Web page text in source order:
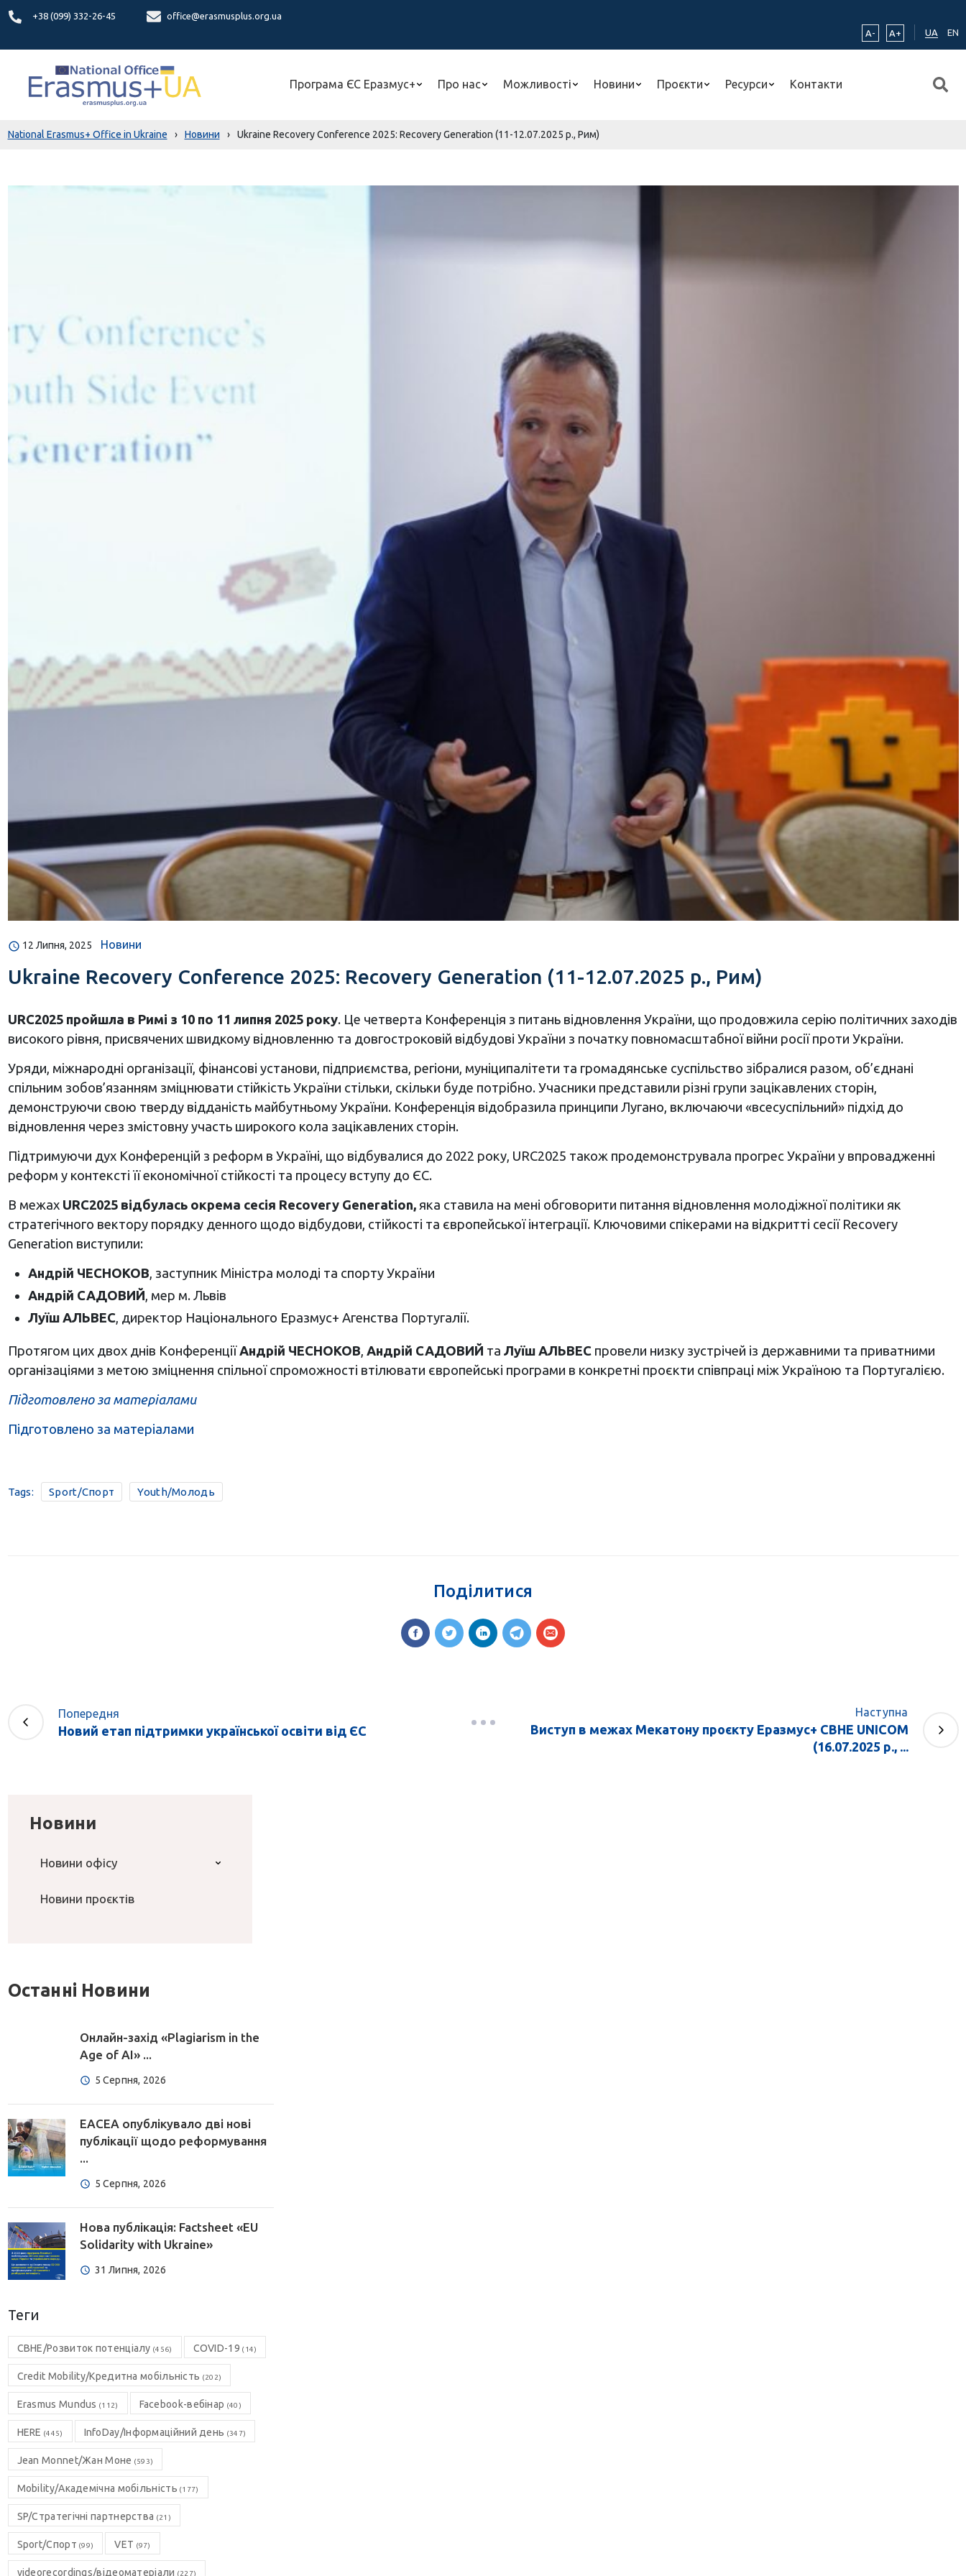
+38 (099) 332-26-45
office@erasmusplus.org.ua
A-
A+ UA EN
Програма ЄС Еразмус+ Про нас Можливості Новини Проєкти Ресурси Контакти
National Erasmus+ Office in Ukraine › Новини › Ukraine Recovery Conference 2025: Recovery Generation (11-12.07.2025 р., Рим)
12 Липня, 2025 Новини
Ukraine Recovery Conference 2025: Recovery Generation (11-12.07.2025 р., Рим)
URC2025 пройшла в Римі з 10 по 11 липня 2025 року. Це четверта Конференція з питань відновлення України, що продовжила серію політичних заходів
високого рівня, присвячених швидкому відновленню та довгостроковій відбудові України з початку повномасштабної війни росії проти України.
Уряди, міжнародні організації, фінансові установи, підприємства, регіони, муніципалітети та громадянське суспільство зібралися разом, об’єднані
спільним зобов’язанням зміцнювати стійкість України стільки, скільки буде потрібно. Учасники представили різні групи зацікавлених сторін,
демонструючи свою тверду відданість майбутньому України. Конференція відобразила принципи Лугано, включаючи «всесуспільний» підхід до
відновлення через змістовну участь широкого кола зацікавлених сторін.
Підтримуючи дух Конференцій з реформ в Україні, що відбувалися до 2022 року, URC2025 також продемонструвала прогрес України у впровадженні
реформ у контексті її економічної стійкості та процесу вступу до ЄС.
В межах URC2025 відбулась окрема сесія Recovery Generation, яка ставила на мені обговорити питання відновлення молодіжної політики як
стратегічного вектору порядку денного щодо відбудови, стійкості та європейської інтеграції. Ключовими спікерами на відкритті сесії Recovery
Generation виступили:
Андрій ЧЕСНОКОВ, заступник Міністра молоді та спорту України
Андрій САДОВИЙ, мер м. Львів
Луїш АЛЬВЕС, директор Національного Еразмус+ Агенства Португалії.
Протягом цих двох днів КонференціїАндрій ЧЕСНОКОВ, Андрій САДОВИЙ та Луїш АЛЬВЕС провели низку зустрічей із державними та приватними
організаціями з метою зміцнення спільної спроможності втілювати європейські програми в конкретні проєкти співпраці між Україною та Португалією.
Підготовлено за матеріалами
Підготовлено за матеріалами
Tags: Sport/Спорт Youth/Молодь
Поділитися
Попередня
Новий етап підтримки української освіти від ЄС
Наступна
Виступ в межах Мекатону проєкту Еразмус+ CBHE UNICOM
(16.07.2025 р., ...
Новини
Новини офісу
Новини проєктів
Останні Новини
Онлайн-захід «Plagiarism in the
Age of AI» ...
5 Серпня, 2026
EACEA опублікувало дві нові
публікації щодо реформування
...
5 Серпня, 2026
Нова публікація: Factsheet «EU
Solidarity with Ukraine»
31 Липня, 2026
Теги
CBHE/Розвиток потенціалу (456) COVID-19 (14)
Credit Mobility/Кредитна мобільність (202)
Erasmus Mundus (112) Facebook-вебінар (40)
HERE (445) InfoDay/Інформаційний день (347)
Jean Monnet/Жан Моне (593)
Mobility/Академічна мобільність (177)
SP/Стратегічні партнерства (21)
Sport/Спорт (99) VET (97)
videorecordings/відеоматеріали (227)